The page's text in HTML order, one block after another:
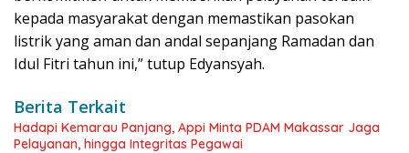
kepada masyarakat dengan memastikan pasokan
listrik yang aman dan andal sepanjang Ramadan dan
Idul Fitri tahun ini,” tutup Edyansyah.
Berita Terkait
Hadapi Kemarau Panjang, Appi Minta PDAM Makassar Jaga
Pelayanan, hingga Integritas Pegawai